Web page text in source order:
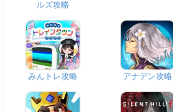
ルズ攻略
みんトレ攻略 アナデン攻略